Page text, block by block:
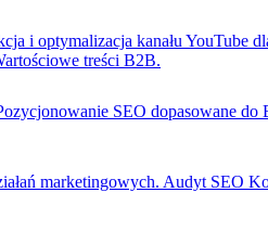
i optymalizacja kanału YouTube
treści B2B.
SEO dopasowane do
marketingowych. Audyt SEO